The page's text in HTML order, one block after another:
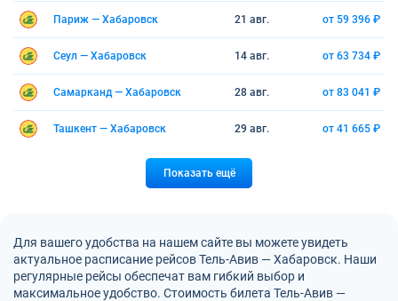
Париж — Хабаровск 21 авг. от 59 396 ₽
Сеул — Хабаровск 14 авг. от 63 734 ₽
Самарканд — Хабаровск 28 авг. от 83 041 ₽
Ташкент — Хабаровск 29 авг. от 41 665 ₽
Показать ещё
Для вашего удобства на нашем сайте вы можете увидеть
актуальное расписание рейсов Тель-Авив — Хабаровск. Наши
регулярные рейсы обеспечат вам гибкий выбор и
максимальное удобство. Стоимость билета Тель-Авив —